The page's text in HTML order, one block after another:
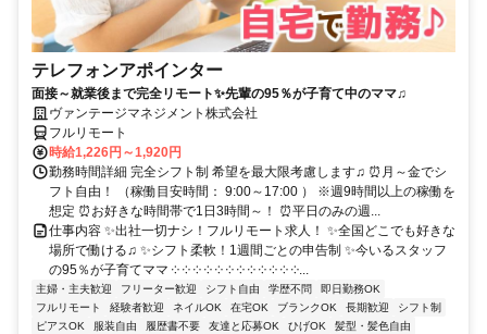
テレフォンアポインター
面接～就業後まで完全リモート✨先輩の95％が子育て中のママ♫
ヴァンテージマネジメント株式会社
フルリモート
時給1,226円～1,920円
勤務時間詳細 完全シフト制 希望を最大限考慮します♫ ⏰月～金でシ
フト自由！ （稼働目安時間： 9:00～17:00 ） ※週9時間以上の稼働を
想定 ⏰お好きな時間帯で1日3時間～！ ⏰平日のみの週...
仕事内容 ✨出社一切ナシ！フルリモート求人！ ✨全国どこでも好きな
場所で働ける♫ ✨シフト柔軟！1週間ごとの申告制 ✨今いるスタッフ
の95％が子育てママ ༶ ༶ ༶ ༶ ༶ ༶ ༶ ༶ ༶ ༶ ༶ ༶...
主婦・主夫歓迎 フリーター歓迎 シフト自由 学歴不問
即日勤務OK
フルリモート
経験者歓迎 ネイルOK 在宅OK ブランクOK 長期歓迎
シフト制
ピアスOK
服装自由 履歴書不要 友達と応募OK ひげOK 髪型・髪色自由